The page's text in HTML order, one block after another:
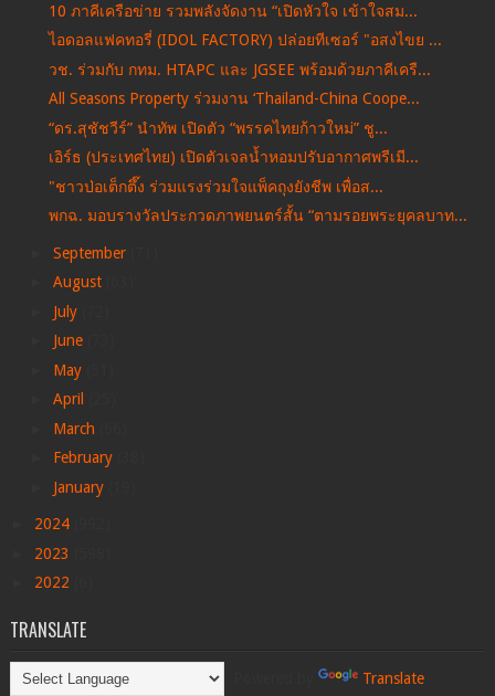
10 ภาคีเครือข่าย รวมพลังจัดงาน “เปิดหัวใจ เข้าใจสม...
ไอดอลแฟคทอรี่ (IDOL FACTORY) ปล่อยทีเซอร์ "อสงไขย ...
วช. ร่วมกับ กทม. HTAPC และ JGSEE พร้อมด้วยภาคีเครื...
All Seasons Property ร่วมงาน ‘Thailand-China Coope...
“ดร.สุชัชวีร์” นำทัพ เปิดตัว “พรรคไทยก้าวใหม่” ชู...
เอิร์ธ (ประเทศไทย) เปิดตัวเจลน้ำหอมปรับอากาศพรีเมี...
"ชาวป่อเต็กตึ๊ง ร่วมแรงร่วมใจแพ็คถุงยังชีพ เพื่อส...
พกฉ. มอบรางวัลประกวดภาพยนตร์สั้น “ตามรอยพระยุคลบาท...
September
August
July
June
May
April
March
February
January
2024
2023
2022
TRANSLATE
Translate